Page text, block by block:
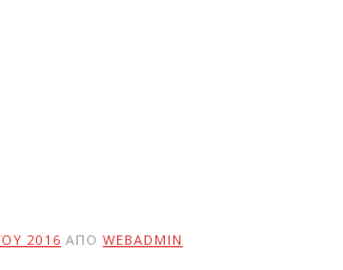
2016 ΑΠΌ WEBADMIN